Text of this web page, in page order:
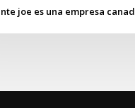
joe es una empresa